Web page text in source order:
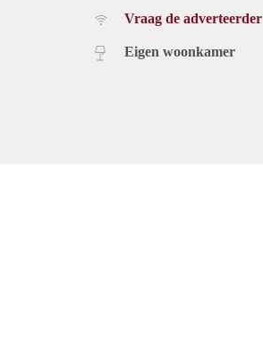
Vraag de adverteerder
Eigen woonkamer